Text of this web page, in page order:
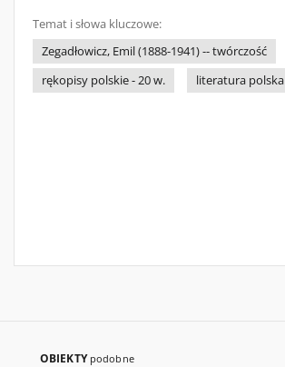
Temat i słowa kluczowe:
Zegadłowicz, Emil (1888-1941) -- twórczość
rękopisy polskie - 20 w.
literatura polska
OBIEKTY podobne